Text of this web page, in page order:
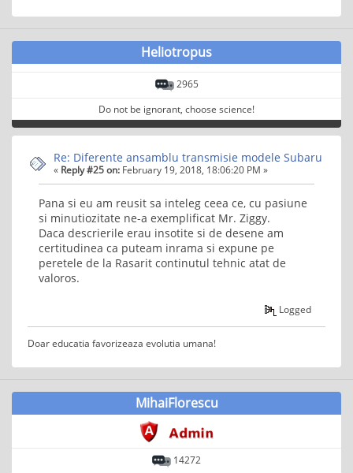
Heliotropus
2965
Do not be ignorant, choose science!
Re: Diferente ansamblu transmisie modele Subaru
« Reply #25 on: February 19, 2018, 18:06:20 PM »
Pana si eu am reusit sa inteleg ceea ce, cu pasiune
si minutiozitate ne-a exemplificat Mr. Ziggy.
Daca descrierile erau insotite si de desene am
certitudinea ca puteam inrama si expune pe
peretele de la Rasarit continutul tehnic atat de
valoros.
Logged
Doar educatia favorizeaza evolutia umana!
MihaiFlorescu
14272